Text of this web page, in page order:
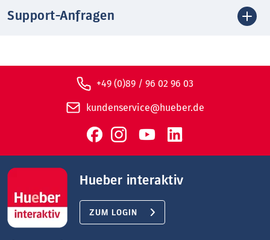
Support-Anfragen
+49 (0)89 / 96 02 96 03
kundenservice@hueber.de
Hueber interaktiv
ZUM LOGIN